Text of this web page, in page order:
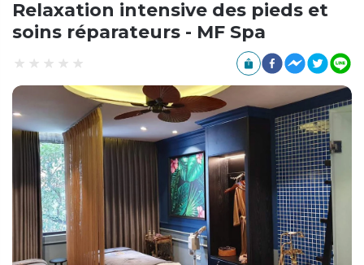
Relaxation intensive des pieds et
soins réparateurs - MF Spa